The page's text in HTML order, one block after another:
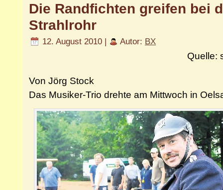
Die Randfichten greifen bei
Strahlrohr
12. August 2010 | Autor: BX
Quelle:
Von Jörg Stock
Das Musiker-Trio drehte am Mittwoch in